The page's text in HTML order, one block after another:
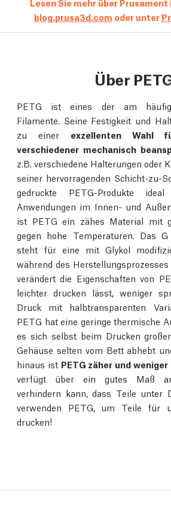
Lesen Sie mehr über
blog.prusa3d.com oder unter
Über
PETG ist eines der am
Filamente. Seine Festigkeit und
zu einer exzellenten Wahl
verschiedener mechanisch
z.B. verschiedene Halterungen oder
seiner hervorragenden Schicht-zu-
gedruckte PETG-Produkte
Anwendungen im Innen- und
ist PETG ein zähes Material mit
gegen hohe Temperaturen. Das
steht für eine mit Glykol
während des
verändert die Eigenschaften von
leichter drucken lässt, weniger
Druck mit halbtransparenten
PETG hat eine geringe thermische
es sich selbst beim Drucken
Gehäuse selten vom Bett abhebt
hinaus ist PETG zäher und
verfügt über ein gutes Maß
verhindern kann, dass Teile unter
verwenden PETG, um Teile für
drucken!